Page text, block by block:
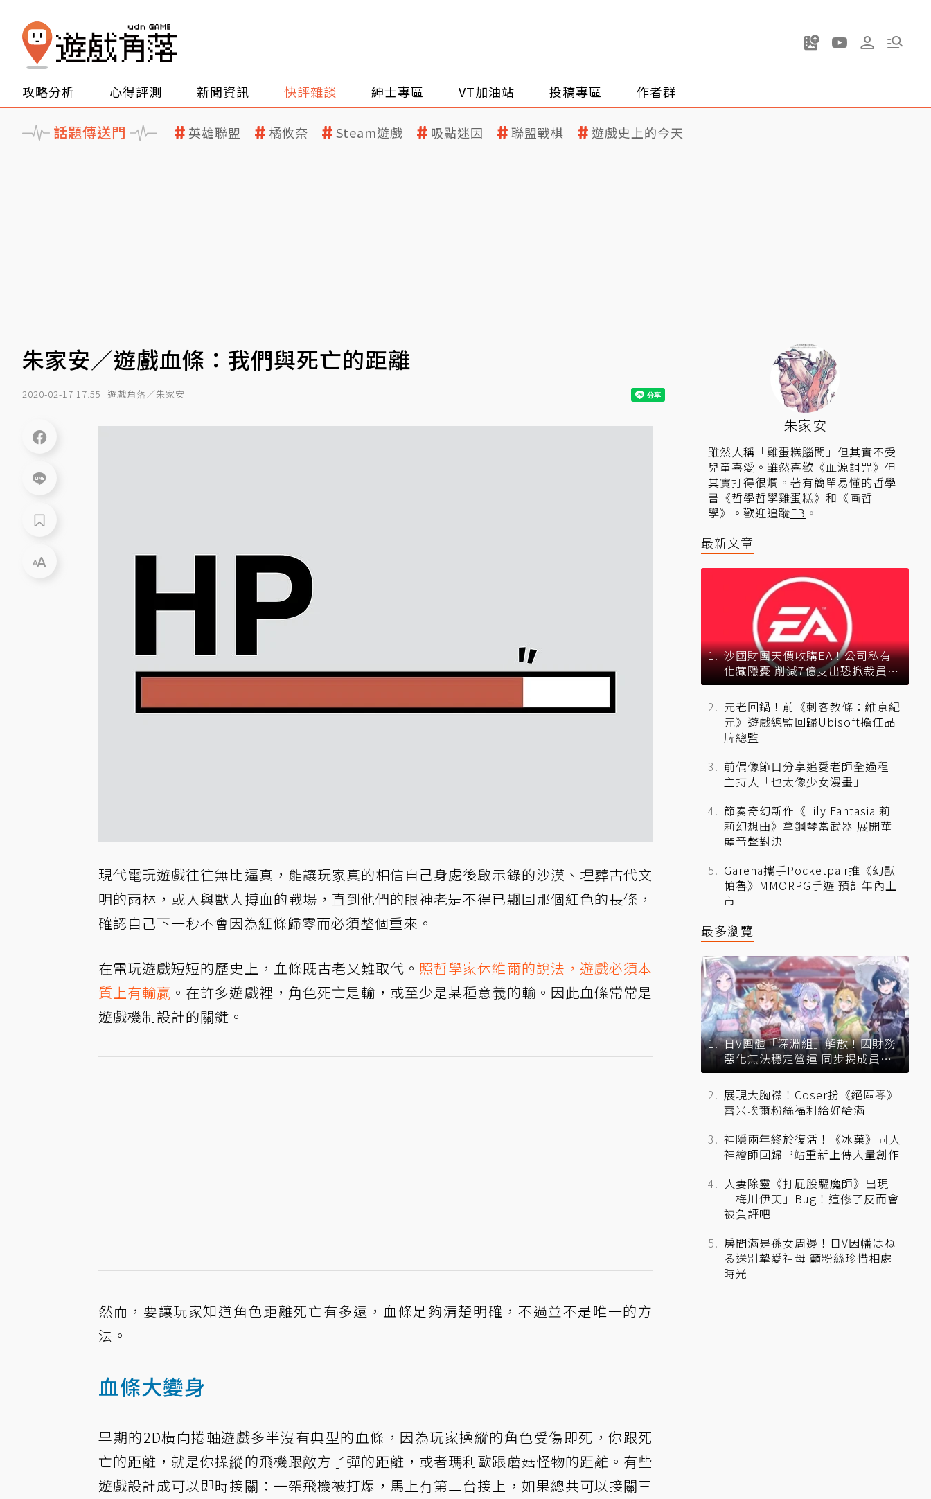
攻略分析 心得評測 新聞資訊 快評雜談 紳士專區 VT加油站 投稿專區 作者群
話題傳送門 英雄聯盟 橘攸奈 Steam遊戲 吸點迷因 聯盟戰棋 遊戲史上的今天
朱家安／遊戲血條：我們與死亡的距離
2020-02-17 17:55 遊戲角落／朱家安
現代電玩遊戲往往無比逼真，能讓玩家真的相信自己身處後啟示錄的沙漠、埋葬古代文
明的雨林，或人與獸人搏血的戰場，直到他們的眼神老是不得已飄回那個紅色的長條，
確認自己下一秒不會因為紅條歸零而必須整個重來。
在電玩遊戲短短的歷史上，血條既古老又難取代。 照哲學家休維爾的說法，遊戲必須本
質上有輸贏 。在許多遊戲裡，角色死亡是輸，或至少是某種意義的輸。因此血條常常是
遊戲機制設計的關鍵。
然而，要讓玩家知道角色距離死亡有多遠，血條足夠清楚明確，不過並不是唯一的方
法。
血條大變身
早期的2D橫向捲軸遊戲多半沒有典型的血條，因為玩家操縱的角色受傷即死，你跟死
亡的距離，就是你操縱的飛機跟敵方子彈的距離，或者瑪利歐跟蘑菇怪物的距離。有些
遊戲設計成可以即時接關：一架飛機被打爆，馬上有第二台接上，如果總共可以接關三
朱家安
雖然人稱「雞蛋糕腦闆」但其實不受
兒童喜愛。雖然喜歡《血源詛咒》但
其實打得很爛。著有簡單易懂的哲學
書《哲學哲學雞蛋糕》和《画哲
學》。歡迎追蹤FB 。
最新文章
沙國財團天價收購EA！公司私有
化藏隱憂 削減7億支出恐掀裁員風
暴？
元老回鍋！前《刺客教條：維京紀
元》遊戲總監回歸Ubisoft擔任品
牌總監
前偶像節目分享追愛老師全過程
主持人「也太像少女漫畫」
節奏奇幻新作《Lily Fantasia 莉
莉幻想曲》拿鋼琴當武器 展開華
麗音聲對決
Garena攜手Pocketpair推《幻獸
帕魯》MMORPG手遊 預計年內上
市
最多瀏覽
日V團體「深淵組」解散！因財務
惡化無法穩定營運 同步揭成員未
來去向
展現大胸襟！Coser扮《絕區零》
蕾米埃爾粉絲福利給好給滿
神隱兩年終於復活！《冰菓》同人
神繪師回歸 P站重新上傳大量創作
人妻除靈《打屁股驅魔師》出現
「梅川伊芙」Bug！這修了反而會
被負評吧
房間滿是孫女周邊！日V因幡はね
る送別摯愛祖母 籲粉絲珍惜相處
時光